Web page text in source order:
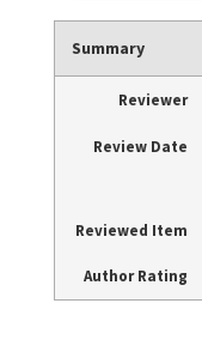
Summary
Reviewer
Review Date
Reviewed Item
Author Rating